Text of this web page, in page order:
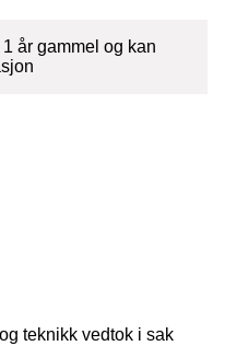
år gammel og kan
teknikk vedtok i sak